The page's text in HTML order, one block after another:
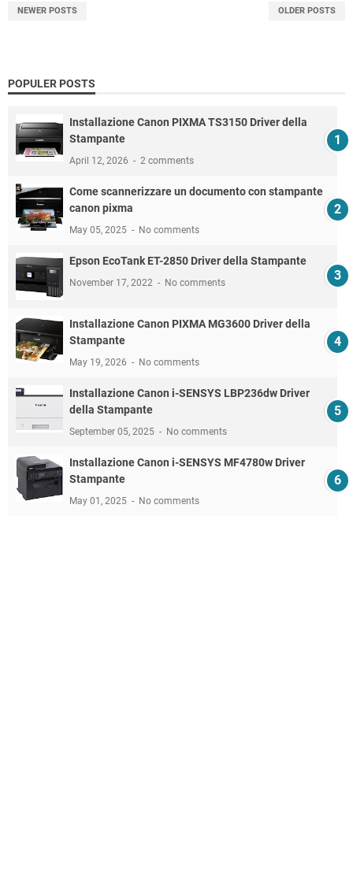
NEWER POSTS OLDER POSTS
POPULER POSTS
Installazione Canon PIXMA TS3150 Driver della
Stampante
April 12, 2026 2 comments
Come scannerizzare un documento con stampante
canon pixma
May 05, 2025 No comments
Epson EcoTank ET-2850 Driver della Stampante
November 17, 2022 No comments
Installazione Canon PIXMA MG3600 Driver della
Stampante
May 19, 2026 No comments
Installazione Canon i-SENSYS LBP236dw Driver
della Stampante
September 05, 2025 No comments
Installazione Canon i-SENSYS MF4780w Driver
Stampante
May 01, 2025 No comments